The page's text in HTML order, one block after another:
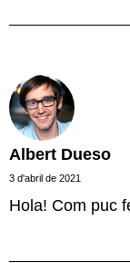
Albert Dueso
3 d'abril de 2021
Hola! Com puc